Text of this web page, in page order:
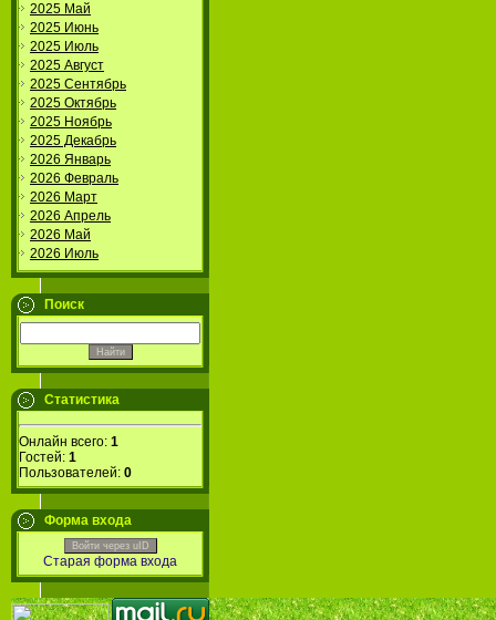
2025 Май
2025 Июнь
2025 Июль
2025 Август
2025 Сентябрь
2025 Октябрь
2025 Ноябрь
2025 Декабрь
2026 Январь
2026 Февраль
2026 Март
2026 Апрель
2026 Май
2026 Июль
Поиск
Статистика
Онлайн всего: 1
Гостей: 1
Пользователей: 0
Форма входа
Войти через uID
Старая форма входа